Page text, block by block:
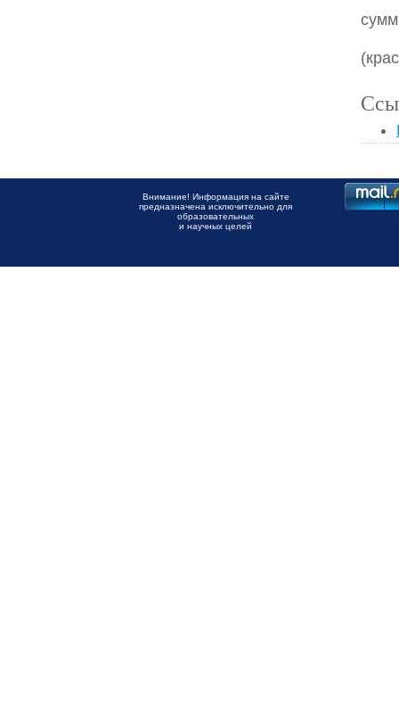
Внимание! Информация на сайте
предназначена исключительно для
образовательных
и научных целей